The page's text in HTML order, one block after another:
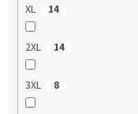
XL 14
2XL 14
3XL 8